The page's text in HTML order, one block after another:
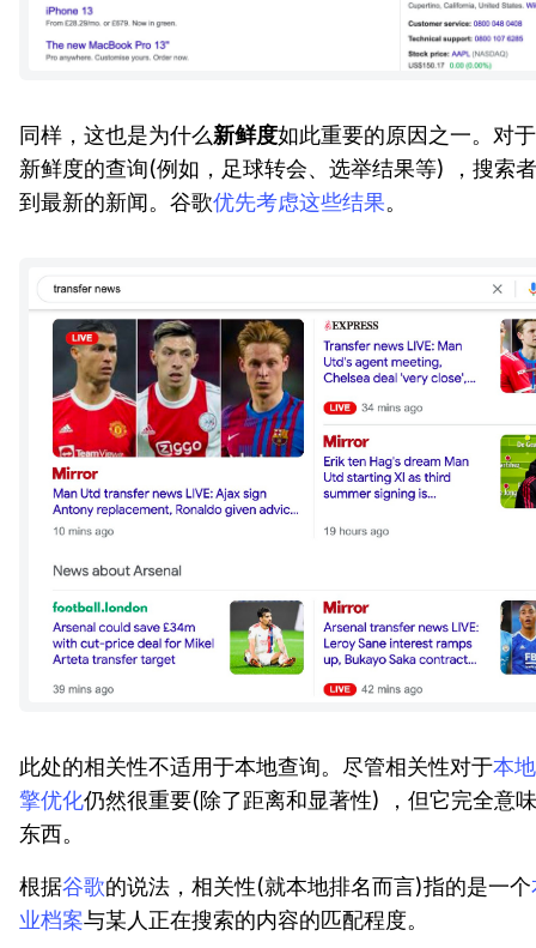
同样，这也是为什么新鲜度如此重要的原因之一。对
新鲜度的查询(例如，足球转会、选举结果等) ，搜索
到最新的新闻。谷歌优先考虑这些结果。
此处的相关性不适用于本地查询。尽管相关性对于本
擎优化仍然很重要(除了距离和显著性) ，但它完全意
东西。
根据谷歌的说法，相关性(就本地排名而言)指的是一个
业档案与某人正在搜索的内容的匹配程度。